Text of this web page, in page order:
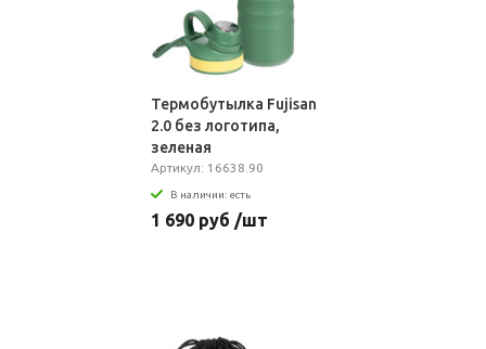
Термобутылка Fujisan
2.0 без логотипа,
зеленая
Артикул: 16638.90
В наличии: есть
1 690 руб /шт